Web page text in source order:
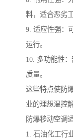
料，适合恶劣
9. 适应性强：
运行。
10. 多功能性
质量。
这些特点使防
业的理想温控
防爆移动空调
1. 石油化工行